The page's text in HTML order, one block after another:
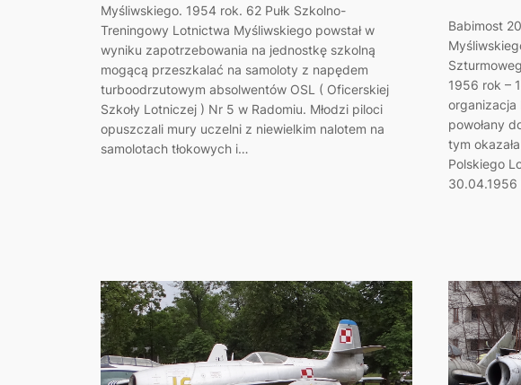
Myśliwskiego. 1954 rok. 62 Pułk Szkolno-
Treningowy Lotnictwa Myśliwskiego powstał w
wyniku zapotrzebowania na jednostkę szkolną
mogącą przeszkalać na samoloty z napędem
turboodrzutowym absolwentów OSL ( Oficerskiej
Szkoły Lotniczej ) Nr 5 w Radomiu. Młodzi piloci
opuszczali mury uczelni z niewielkim nalotem na
samolotach tłokowych i…
Babimost
1956 rok –
organizacja
powołany
tym
Polskiego
30.04.1956